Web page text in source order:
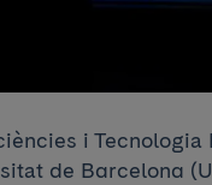
i Tecnologia
de Barcelona